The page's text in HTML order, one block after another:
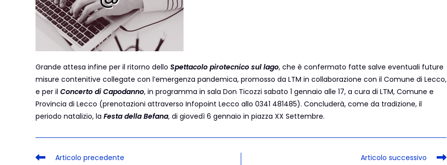
Grande attesa infine per il ritorno dello Spettacolo pirotecnico sul lago, che è confermato fatte salve eventuali future
misure contenitive collegate con l’emergenza pandemica, promosso da LTM in collaborazione con il Comune di Lecco,
e per il Concerto di Capodanno, in programma in sala Don Ticozzi sabato 1 gennaio alle 17, a cura di LTM, Comune e
Provincia di Lecco (prenotazioni attraverso Infopoint Lecco allo 0341 481485). Concluderà, come da tradizione, il
periodo natalizio, la Festa della Befana, di giovedì 6 gennaio in piazza XX Settembre.
Articolo precedente Articolo successivo